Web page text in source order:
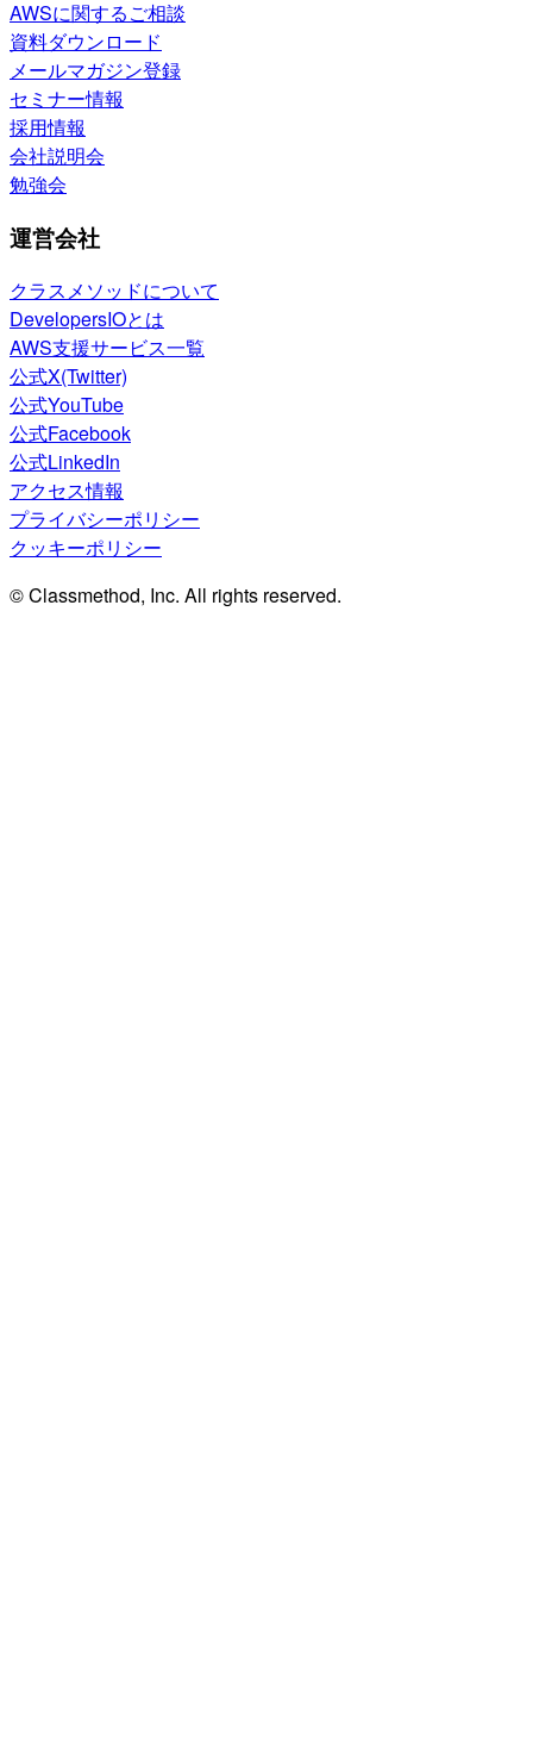
AWSに関するご相談
資料ダウンロード
メールマガジン登録
セミナー情報
採用情報
会社説明会
勉強会
運営会社
クラスメソッドについて
DevelopersIOとは
AWS支援サービス一覧
公式X(Twitter)
公式YouTube
公式Facebook
公式LinkedIn
アクセス情報
プライバシーポリシー
クッキーポリシー
© Classmethod, Inc. All rights reserved.